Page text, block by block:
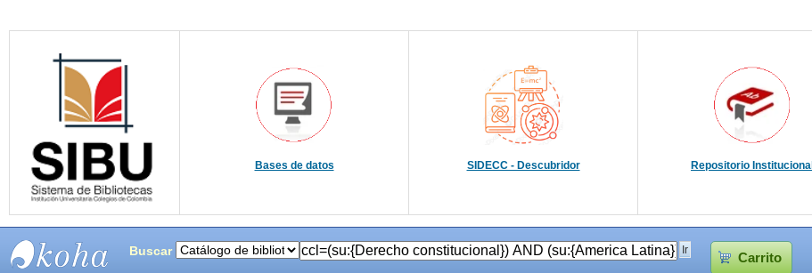
Bases de datos SIDECC - Descubridor Repositorio Institucional
Buscar Carrito